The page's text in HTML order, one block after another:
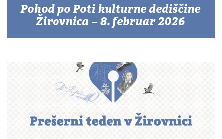
Pohod po Poti kulturne dediščine
Žirovnica – 8. februar 2026